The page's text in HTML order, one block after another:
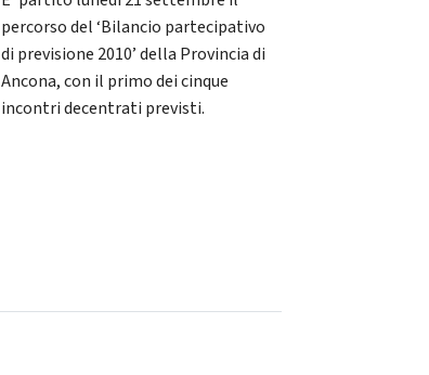
percorso del ‘Bilancio partecipativo
di previsione 2010’ della Provincia di
Ancona, con il primo dei cinque
incontri decentrati previsti.